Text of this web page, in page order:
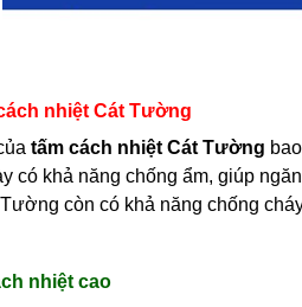
nhiệt Cát Tường
tấm cách nhiệt Cát Tường
có khả năng chống ẩm, giúp
còn có khả năng chống
nhiệt cao